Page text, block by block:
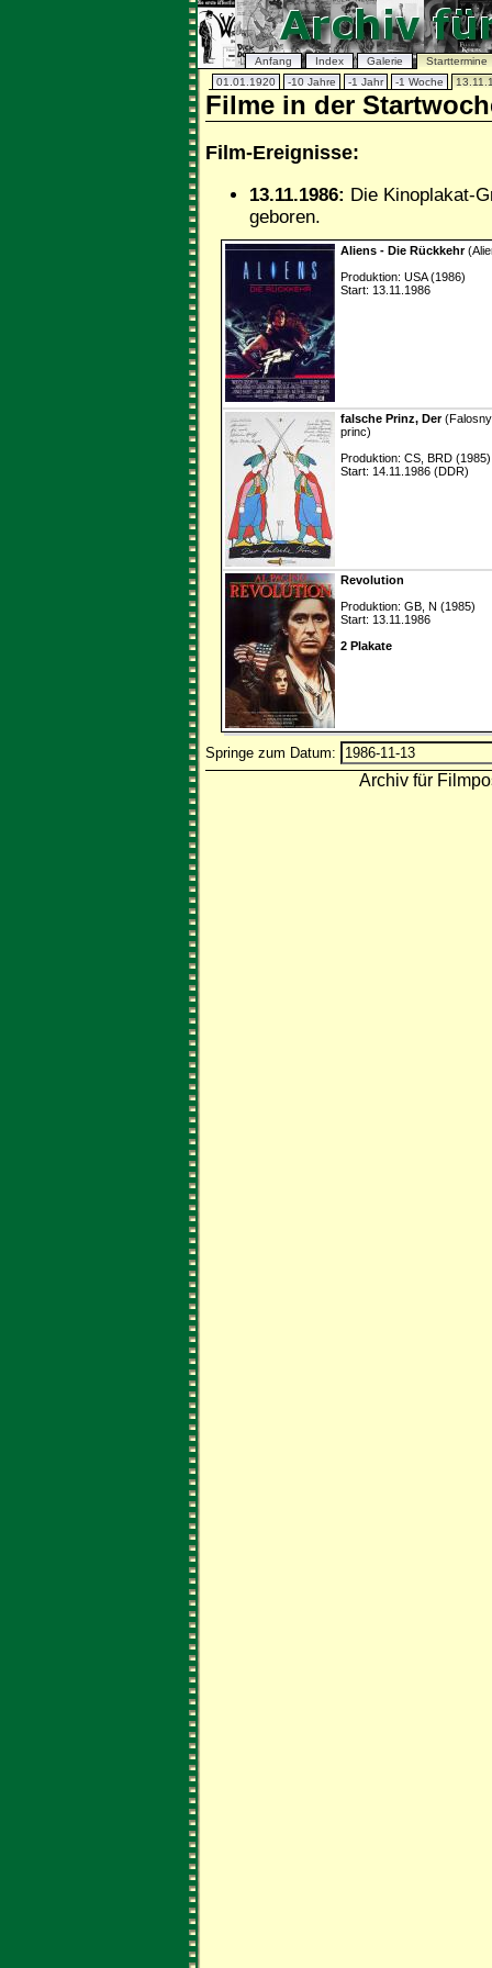
Anfang Index Galerie
Starttermine
01.01.1920
-10 Jahre -1 Jahr -1 Woche
Filme in der
Film-Ereignisse:
13.11.1986: Die Kinoplakat-
geboren.
Aliens - Die Rückkehr
Produktion: USA (1986)
Start: 13.11.1986
falsche Prinz, Der(Falosny
princ)
Produktion: CS, BRD (1985)
Start: 14.11.1986 (DDR)
Revolution
Produktion: GB, N (1985)
Start: 13.11.1986
2 Plakate
Springe zum Datum:
Archiv für